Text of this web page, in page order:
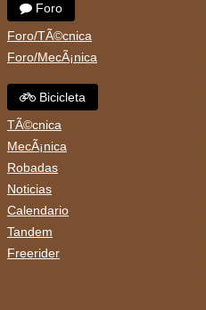
Foro
Foro/TÃ©cnica
Foro/MecÃ¡nica
Bicicleta
TÃ©cnica
MecÃ¡nica
Robadas
Noticias
Calendario
Tandem
Freerider